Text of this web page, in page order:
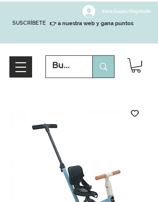
SUSCRÍBETE
Inicia Sesión/Regístrate
👉 a nuestra web y gana puntos